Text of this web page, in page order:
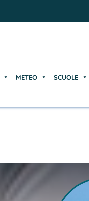
METEO SCUOLE